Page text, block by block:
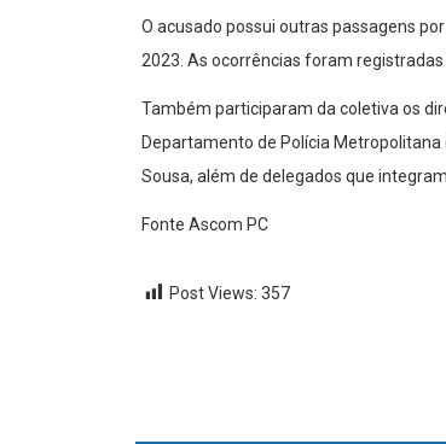
O acusado possui outras passagens
2023. As ocorrências foram registradas
Também participaram da coletiva os
Departamento de Polícia Metropolitana
Sousa, além de delegados que
Fonte Ascom PC
Post Views: 357